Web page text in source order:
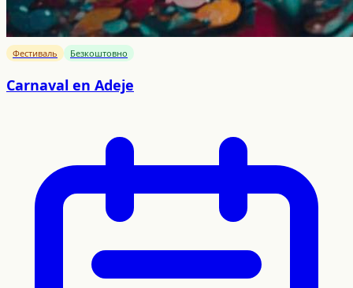
Фестиваль Безкоштовно
Carnaval en Adeje